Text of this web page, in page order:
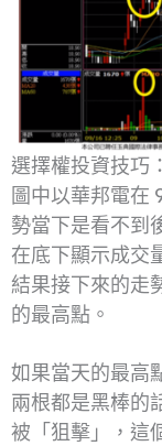
選擇權投資技巧
圖中以華邦電在
勢當下是看不到
在底下顯示成交
結果接下來的走
的最高點。
如果當天的最高
兩根都是黑棒的
被「狙擊」，這